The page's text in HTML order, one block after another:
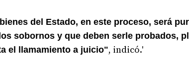
del Estado, en este proceso, será
sobornos y que deben serle probados,
el llamamiento a juicio", indicó.'